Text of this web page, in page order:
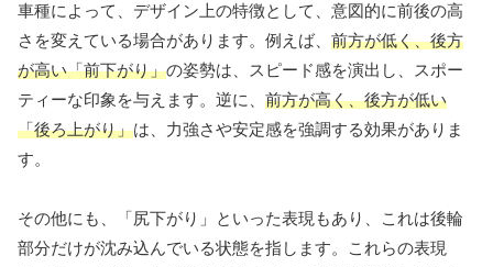
車種によって、デザイン上の特徴として、意図的に前後の高
さを変えている場合があります。例えば、 前方が低く、後方
が高い「前下がり」の姿勢は、スピード感を演出し、スポー
ティーな印象を与えます。逆に、 前方が高く、後方が低い
「後ろ上がり」は、力強さや安定感を強調する効果がありま
す。
その他にも、「尻下がり」といった表現もあり、これは後輪
部分だけが沈み込んでいる状態を指します。これらの表現